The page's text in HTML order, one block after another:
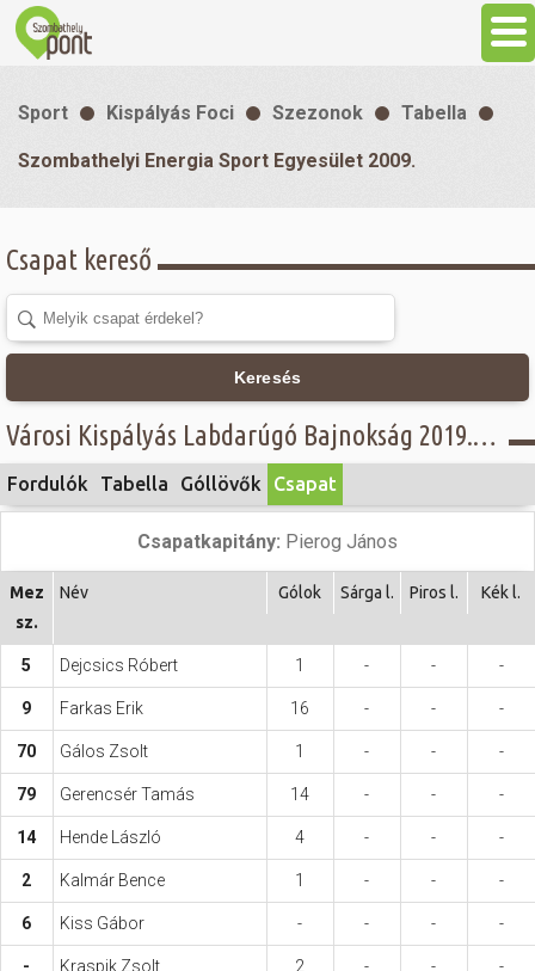
Programok
Gasztronómia
Sport
Szabadidő
Hasznos
Sport Kispályás Foci Szezonok Tabella
Szombathelyi Energia Sport Egyesület 2009.
Csapat kereső
Keresés
Városi Kispályás Labdarúgó Bajnokság 2019. - ll. osztály, Intersport - Szombathelyi Energia Sport Egyesület 2009.
Fordulók Tabella Góllövők Csapat
Csapatkapitány: Pierog János
Mez
sz.
Név Gólok Sárga l. Piros l. Kék l.
5 Dejcsics Róbert 1 - - -
9 Farkas Erik 16 - - -
70 Gálos Zsolt 1 - - -
79 Gerencsér Tamás 14 - - -
14 Hende László 4 - - -
2 Kalmár Bence 1 - - -
6 Kiss Gábor - - - -
- Kraspik Zsolt 2 - - -